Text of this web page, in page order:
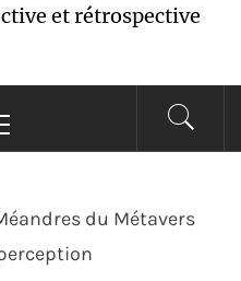
et rétrospective
du Métavers